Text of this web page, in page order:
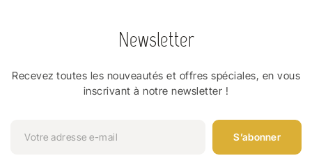
Newsletter
Recevez toutes les nouveautés et offres spéciales, en vous
inscrivant à notre newsletter !
S’abonner